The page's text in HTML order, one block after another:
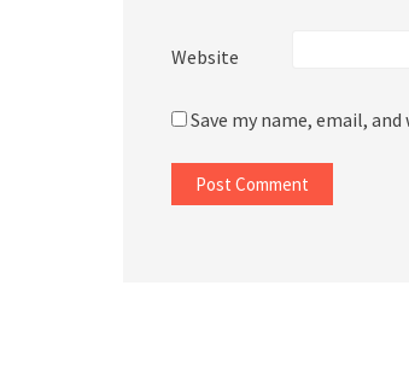
Website
Save my name, email,